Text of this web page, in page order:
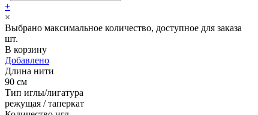
+
×
Выбрано максимальное количество, доступное для заказа
шт.
В корзину
Добавлено
Длина нити
90 см
Тип иглы/лигатура
режущая / таперкат